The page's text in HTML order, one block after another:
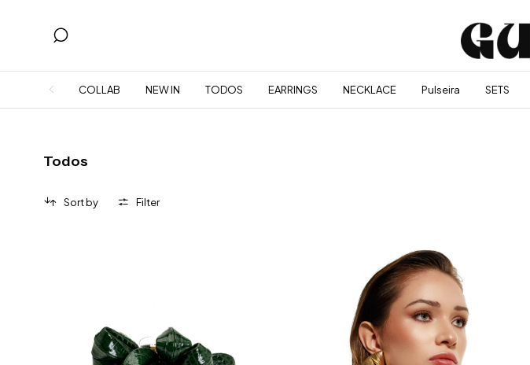
COLLAB NEW IN TODOS EARRINGS NECKLACE Pulseira SETS
Todos
Sort by Filter